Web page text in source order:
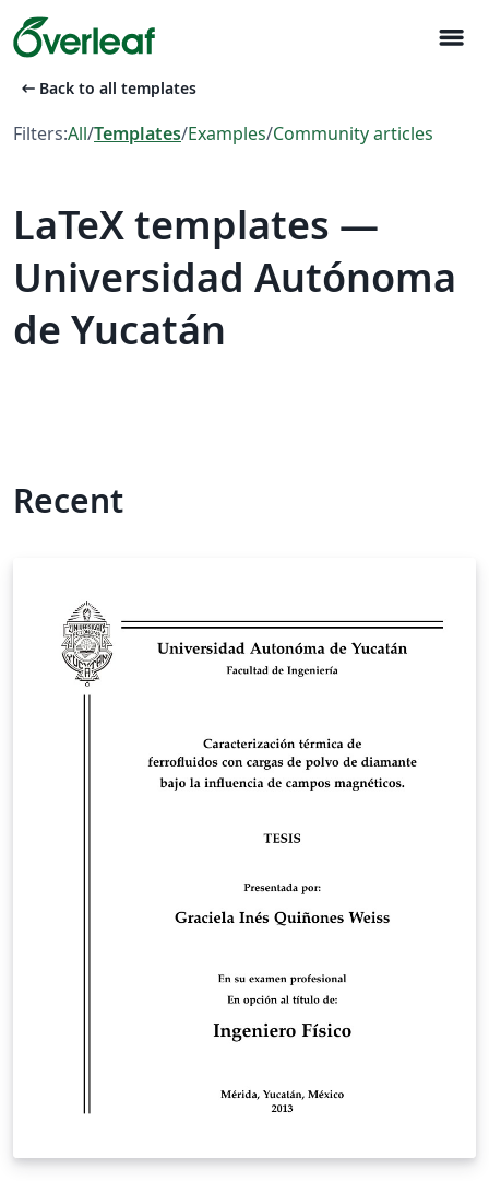
menu
arrow_left_alt Back to all templates
Filters:All/Templates/Examples/Community articles
LaTeX templates —
Universidad Autónoma
de Yucatán
Recent